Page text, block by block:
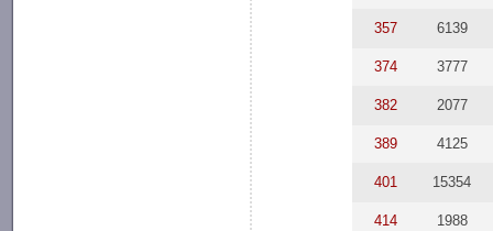
357 6139
374 3777
382 2077
389 4125
401 15354
414 1988